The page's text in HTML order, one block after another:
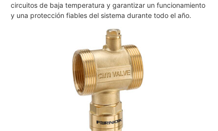
circuitos de baja temperatura y garantizar un funcionamiento
y una protección fiables del sistema durante todo el año.